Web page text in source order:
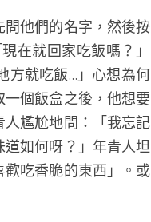
時中、小學生不用留
他們的名字，然後按
在就回家吃飯嗎？」
方就吃飯…」心想為何
個飯盒之後，他想要
尷尬地問：「我忘記